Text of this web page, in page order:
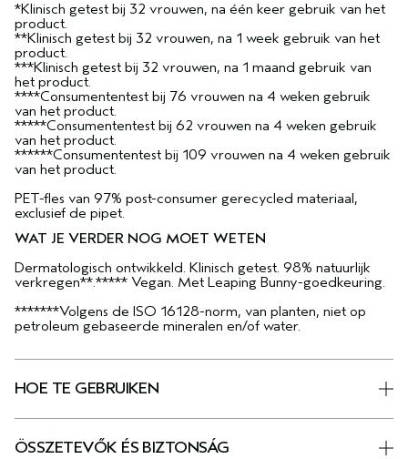
*Klinisch getest bij 32 vrouwen, na één keer gebruik van het
product.
**Klinisch getest bij 32 vrouwen, na 1 week gebruik van het
product.
***Klinisch getest bij 32 vrouwen, na 1 maand gebruik van
het product.
****Consumententest bij 76 vrouwen na 4 weken gebruik
van het product.
*****Consumententest bij 62 vrouwen na 4 weken gebruik
van het product.
******Consumententest bij 109 vrouwen na 4 weken gebruik
van het product.
PET-fles van 97% post-consumer gerecycled materiaal,
exclusief de pipet.
WAT JE VERDER NOG MOET WETEN
Dermatologisch ontwikkeld. Klinisch getest. 98% natuurlijk
verkregen**.***** Vegan. Met Leaping Bunny-goedkeuring.
*******Volgens de ISO 16128-norm, van planten, niet op
petroleum gebaseerde mineralen en/of water.
HOE TE GEBRUIKEN
ÖSSZETEVŐK ÉS BIZTONSÁG